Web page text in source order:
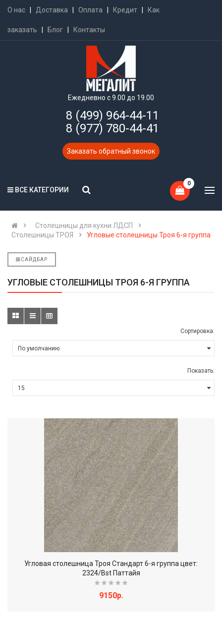
О нас Доставка Оплата Кредит Как
заказать Блог Контакты
Ежедневно с 9.00 до 19.00
8 (499) 964-44-11
8 (977) 780-44-41
Заказать обратный звонок
ВСЕ КАТЕГОРИИ
0
Cтолешницы для кухни ЛДСП
Столешницы ТРОЯ
Угловые столешницы Троя 6-я группа
САЙДБАР
УГЛОВЫЕ СТОЛЕШНИЦЫ ТРОЯ 6-Я ГРУППА
Сортировка:
Показать:
Угловая столешница Троя Стандарт 6-я группа цвет:
2324/Bst Паттайя
9150р.